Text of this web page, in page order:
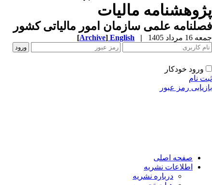
پژوهشنامه مالیات
فصلنامه علمی سازمان امور مالیاتی کشور
جمعه 16 مرداد 1405 |
English
[Archive]
ورود خودکار
ثبت نام
بازیابی رمز عبور
صفحه اصلی
اطلاعات نشریه
درباره نشریه